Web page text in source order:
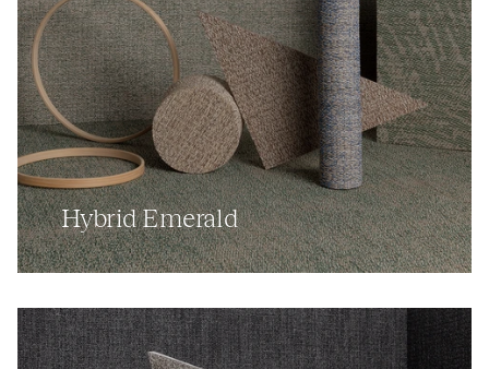
Hybrid Emerald